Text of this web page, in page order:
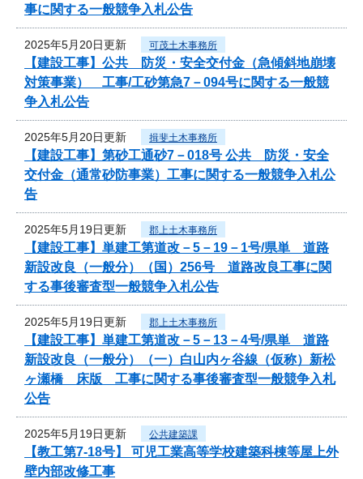
事に関する一般競争入札公告
2025年5月20日更新 可茂土木事務所
【建設工事】公共 防災・安全交付金（急傾斜地崩壊
対策事業） 工事/工砂第急7－094号に関する一般競
争入札公告
2025年5月20日更新 揖斐土木事務所
【建設工事】第砂工通砂7－018号 公共 防災・安全
交付金（通常砂防事業）工事に関する一般競争入札公
告
2025年5月19日更新 郡上土木事務所
【建設工事】単建工第道改－5－19－1号/県単 道路
新設改良（一般分）（国）256号 道路改良工事に関
する事後審査型一般競争入札公告
2025年5月19日更新 郡上土木事務所
【建設工事】単建工第道改－5－13－4号/県単 道路
新設改良（一般分）（一）白山内ヶ谷線（仮称）新松
ヶ瀬橋 床版 工事に関する事後審査型一般競争入札
公告
2025年5月19日更新 公共建築課
【教工第7-18号】 可児工業高等学校建築科棟等屋上外
壁内部改修工事